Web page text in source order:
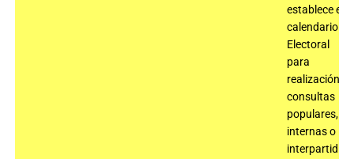
establece el
calendario
Electoral
para
realización
consultas
populares,
internas o